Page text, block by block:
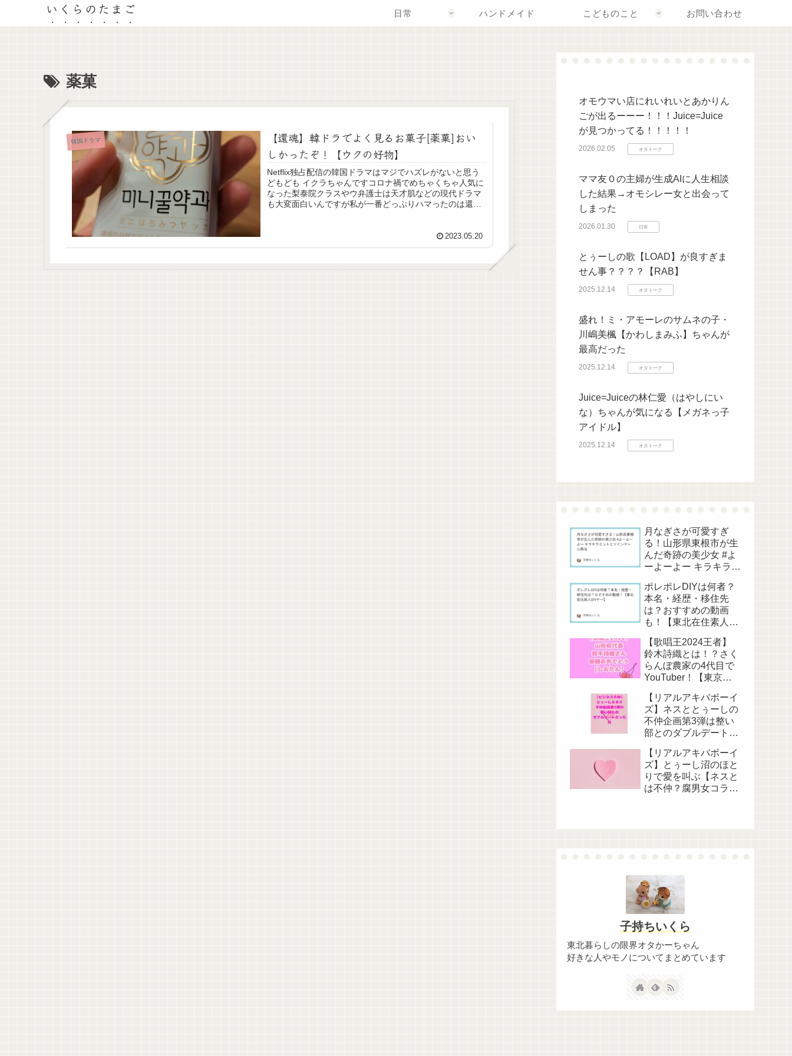
いくらのたまご 日常 ハンドメイド こどものこと お問い合わせ
薬菓
韓国ドラマ
【還魂】韓ドラでよく見るお菓子[薬菓]おい
しかったぞ！【ウクの好物】
Netflix独占配信の韓国ドラマはマジでハズレがないと思う
どもども イクラちゃんですコロナ禍でめちゃくちゃ人気に
なった梨泰院クラスやウ弁護士は天才肌などの現代ドラマ
も大変面白いんですが私が一番どっぷりハマったのは還
2023.05.20
オモウマい店にれいれいとあかりん
ごが出るーーー！！！Juice=Juice
が見つかってる！！！！！
2026.02.05 オタトーク
ママ友０の主婦が生成AIに人生相談
した結果→オモシレー女と出会って
しまった
2026.01.30 日常
とぅーしの歌【LOAD】が良すぎま
せん事？？？？【RAB】
2025.12.14 オタトーク
盛れ！ミ・アモーレのサムネの子・
川嶋美楓【かわしまみふ】ちゃんが
最高だった
2025.12.14 オタトーク
Juice=Juiceの林仁愛（はやしにい
な）ちゃんが気になる【メガネっ子
アイドル】
2025.12.14 オタトーク
月なぎさが可愛すぎ
る！山形県東根市が生
んだ奇跡の美少女 #よ
ーよーよー キラキラミ
当
ポレポレDIYは何者？
本名・経歴・移住先
は？おすすめの動画
も！【東北在住素人
【歌唱王2024王者】
鈴木詩織とは！？さく
らんぼ農家の4代目で
YouTuber！【東京藝
【リアルアキバボーイ
ズ】ネスととぅーしの
不仲企画第3弾は整い
部とのダブルデート
【リアルアキバボーイ
ズ】とぅーし沼のほと
りで愛を叫ぶ【ネスと
は不仲？腐男女コラ
子持ちいくら
東北暮らしの限界オタかーちゃん
好きな人やモノについてまとめています